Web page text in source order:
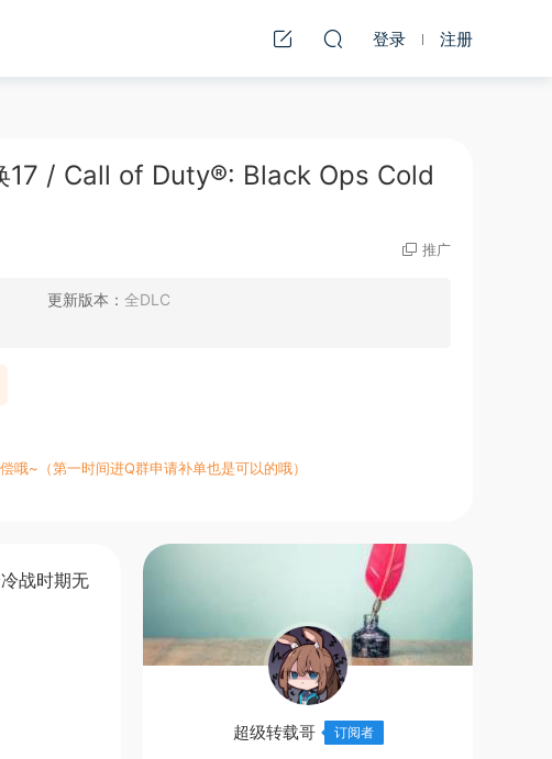
登录 注册
17 / Call of Duty®: Black Ops Cold
推广
更新版本： 全DLC
哦~（第一时间进Q群申请补单也是可以的哦）
战时期无
超级转载哥 订阅者